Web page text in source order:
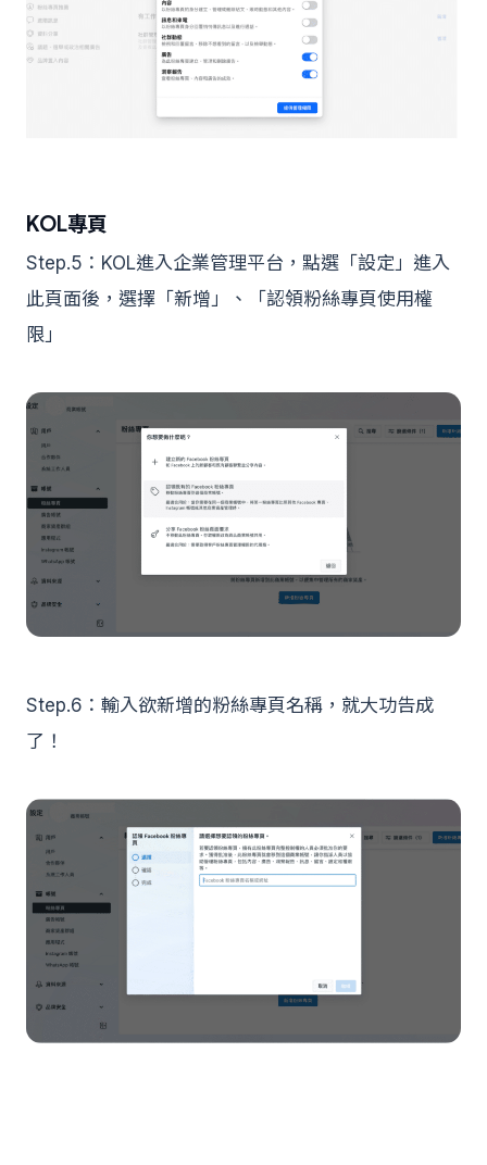
KOL專頁
Step.5：KOL進入企業管理平台，點選「設定」進入
此頁面後，選擇「新增」、「認領粉絲專頁使用權
限」
Step.6：輸入欲新增的粉絲專頁名稱，就大功告成
了！